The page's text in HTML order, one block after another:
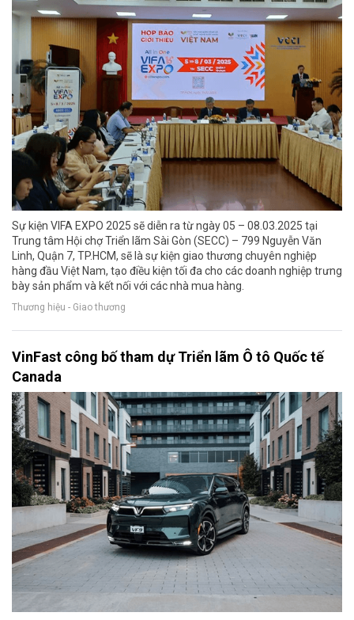
Sự kiện VIFA EXPO 2025 sẽ diễn ra từ ngày 05 – 08.03.2025 tại
Trung tâm Hội chợ Triển lãm Sài Gòn (SECC) – 799 Nguyễn Văn
Linh, Quận 7, TP.HCM, sẽ là sự kiện giao thương chuyên nghiệp
hàng đầu Việt Nam, tạo điều kiện tối đa cho các doanh nghiệp trưng
bày sản phẩm và kết nối với các nhà mua hàng.
Thương hiệu - Giao thương
VinFast công bố tham dự Triển lãm Ô tô Quốc tế
Canada